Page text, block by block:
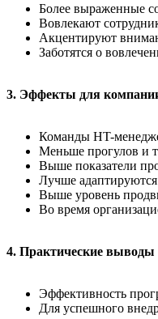
Более выраженные
Вовлекают
Акцентируют
Заботятся о
3. Эффекты для
Команды HT-
Меньше прогулов и
Выше показатели
Лучше
Выше уровень
Во время
4. Практические выводы
Эффективность
Для успешного